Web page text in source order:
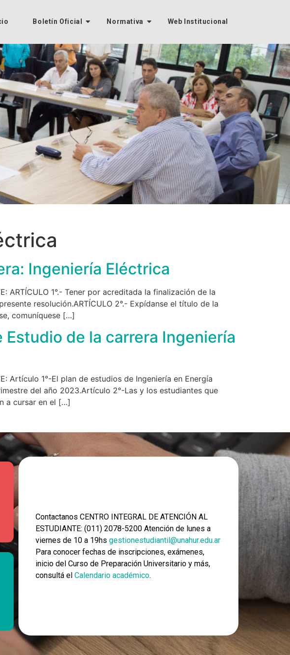
Boletín Oficial Normativa Web Institucional
Ingeniería Eléctrica
ARTÍCULO 1°.- Tener por acreditada la finalización de la
resolución.ARTÍCULO 2°.- Expídanse el título de la
comuníquese […]
de la carrera Ingeniería
Artículo 1°-El plan de estudios de Ingeniería en Energía
del año 2023.Artículo 2°-Las y los estudiantes que
a cursar en el […]
Contactanos CENTRO INTEGRAL DE ATENCIÓN AL
ESTUDIANTE: (011) 2078-5200 Atención de lunes a
viernes de 10 a 19hs gestionestudiantil@unahur.edu.ar
Para conocer fechas de inscripciones, exámenes,
inicio del Curso de Preparación Universitario y más,
consultá el Calendario académico.